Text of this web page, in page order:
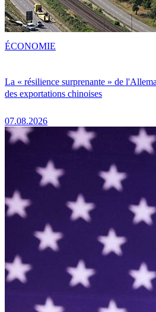
La « résilience surprenante » de
des exportations chinoises
07.08.2026
ÉCONOMIE